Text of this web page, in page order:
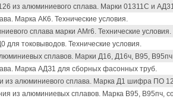
алюминиевого сплава. Марки 01311С и
Марка АК6. Технические условия.
сплава марки АМг6. Технические условия.
токовыводов. Технические условия.
сплавов. Марки Д16, Д16ч, В95, В95пч
Марка АДЗ1 для сборных фасонных труб.
алюминиевого сплава. Марка Д1 шифра ПО
из алюминиевых сплавов. Марка В95, В95пч,